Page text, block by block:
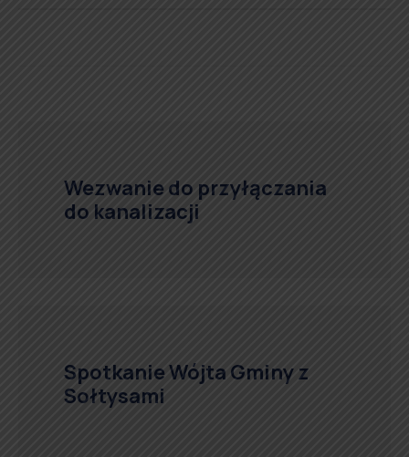
Wezwanie do przyłączania
do kanalizacji
Spotkanie Wójta Gminy z
Sołtysami